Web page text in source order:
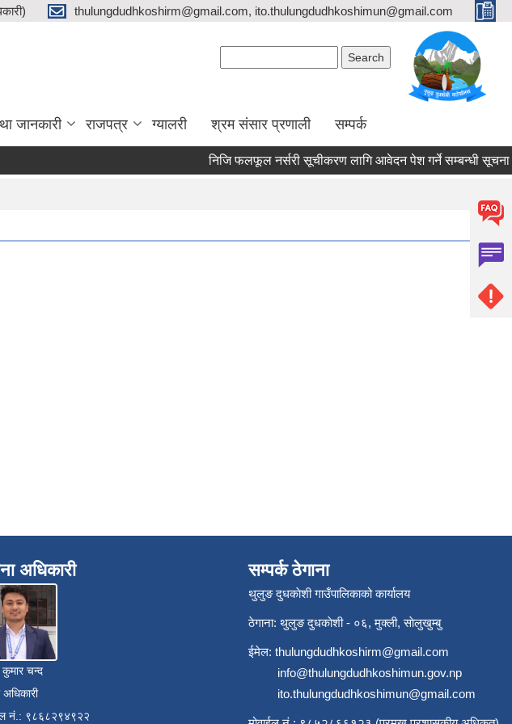
thulungdudhkoshirm@gmail.com, ito.thulungdudhkoshimun@gmail.com
जानकारी राजपत्र ग्यालरी श्रम संसार प्रणाली सम्पर्क
निजि फलफूल नर्सरी सूचीकरण लागि आवेदन पेश गर्ने सम्बन्धी सूचना
अधिकारी
कुमार चन्द
नं.: ९८६८२९४९२२
सम्पर्क ठेगाना
थुलुङ दुधकाेशी गाउँपालिकाको कार्यालय
ठेगाना: थुलुङ दुधकाेशी - ०६, मुक्ली, साेलुखुम्बु
ईमेल: thulungdudhkoshirm@gmail.com
info@thulungdudhkoshimun.gov.np
ito.thulungdudhkoshimun@gmail.com